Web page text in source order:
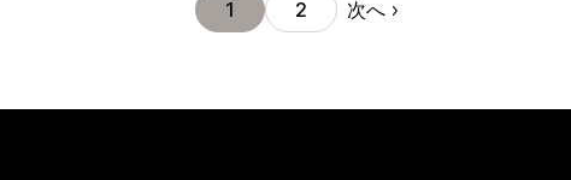
1 2 次へ